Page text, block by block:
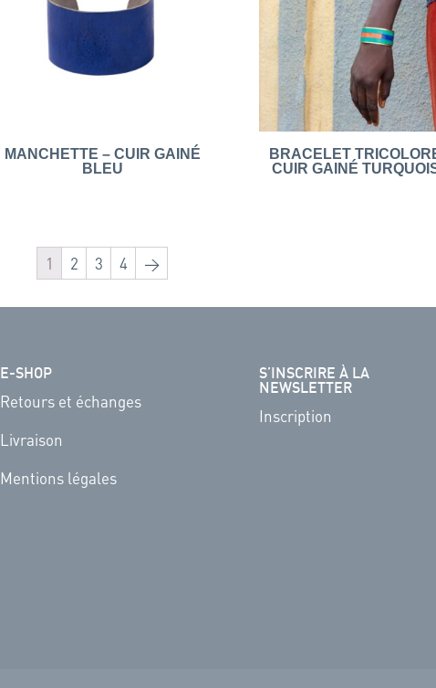
MANCHETTE – CUIR GAINÉ
BLEU
BRACELET
CUIR GAINÉ
1 2 3 4 →
E-SHOP
Retours et échanges
Livraison
Mentions légales
S’INSCRIRE À LA
NEWSLETTER
Inscription